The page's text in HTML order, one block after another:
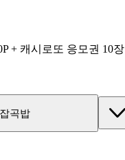
+ 캐시로또 응모권 10장
잡곡밥